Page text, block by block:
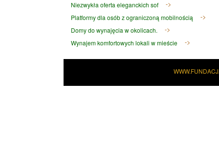
Niezwykła oferta eleganckich sof
Platformy dla osób z ograniczoną mobilnością
Domy do wynajęcia w okolicach.
Wynajem komfortowych lokali w mieście